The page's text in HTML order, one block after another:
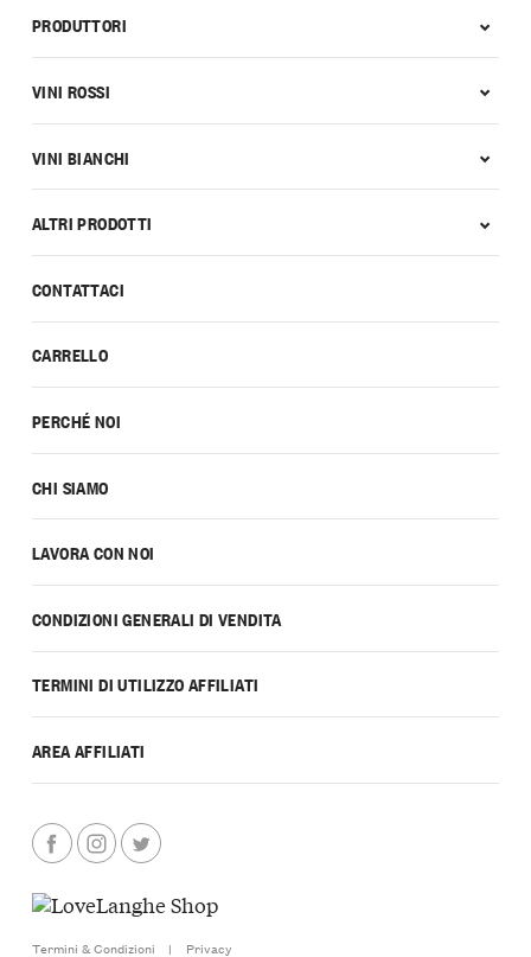
CONTATTACI
CARRELLO
PERCHÉ NOI
CHI SIAMO
LAVORA CON NOI
CONDIZIONI GENERALI DI VENDITA
TERMINI DI UTILIZZO AFFILIATI
AREA AFFILIATI
PRODUTTORI
VINI ROSSI
VINI BIANCHI
ALTRI PRODOTTI
Termini & Condizioni | Privacy